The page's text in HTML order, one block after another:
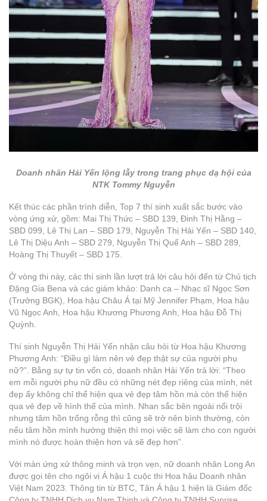
Doanh nhân Hải Yến lộng lẫy trong trang phục dạ hội của
NTK Tommy Nguyễn
Kết thúc các phần trình diễn, Top 7 thí sinh xuất sắc bước vào
vòng ứng xử, gồm: Mai Thị Thức – SBD 139, Đinh Thị Hằng –
SBD 099, Lê Thị Lan – SBD 179, Nguyễn Thị Hải Yến – SBD 140,
Lê Thị Diệu Anh – SBD 279, Nguyễn Thị Quế Anh – SBD 289,
Hoàng Thị Thuyết – SBD 175.
Ở vòng thi này, các thí sinh lần lượt trả lời câu hỏi đến từ Chủ tịch
Đặng Gia Bena và các giám khảo: Danh ca – Nhạc sĩ Ngọc Sơn
(Trưởng BGK), Hoa hậu Châu Á tại Mỹ Jennifer Phạm, Hoa hậu
Vũ Ngọc Anh, Hoa hậu Khương Phương Anh, Hoa hậu Đỗ Thị
Quỳnh.
Thí sinh Nguyễn Thị Hải Yến nhận câu hỏi từ Hoa hậu Khương
Phương Anh: “Điều gì làm nên vẻ đẹp thật sự của người phụ
nữ?”. Bằng sự tự tin vốn có, doanh nhân Hải Yến trả lời: “Theo
em mỗi người phụ nữ đều có những nét đẹp riêng của mình, nét
đẹp ấy không chỉ thể hiện qua vẻ đẹp tâm hồn mà còn thể hiện
qua vẻ đẹp về hình thể của mình. Nhan sắc bên ngoài nổi trội
nhưng tâm hồn trống rỗng thì cũng sẽ trở nên bình thường, còn
nếu tâm hồn mình hướng thiện thì mọi việc sẽ làm cho con người
mình nó được hoàn thiện hơn và sẽ đẹp hơn”.
Với màn ứng xử thông minh và trọn vẹn, nữ doanh nhân Long An
được gọi tên cho ngôi vị Á hậu 1 cuộc thi Hoa hậu Doanh nhân
Việt Nam 2023. Thông tin từ BTC, Tân Á hậu 1 hiện là Giám đốc